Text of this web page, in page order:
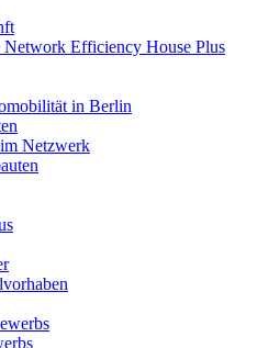
Efficiency House Plus
in Berlin
Netzwerk